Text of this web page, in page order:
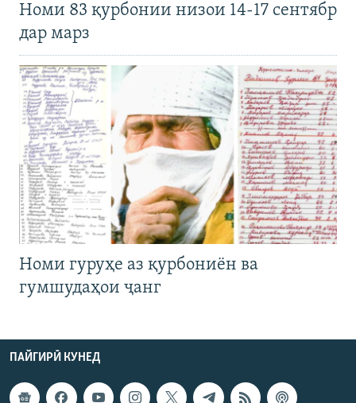
Номи 83 қурбонии низои 14-17 сентябр
дар марз
Номи гуруҳе аз қурбониён ва
гумшудаҳои ҷанг
ПАЙГИРӢ КУНЕД